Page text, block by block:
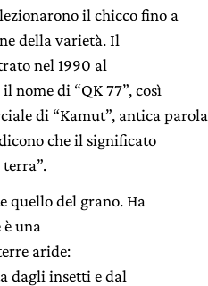
il chicco fino a
della varietà. Il
nel 1990 al
nome di “QK 77”, così
di “Kamut”, antica parola
che il significato
quello del grano. Ha
una
aride:
dagli insetti e dal